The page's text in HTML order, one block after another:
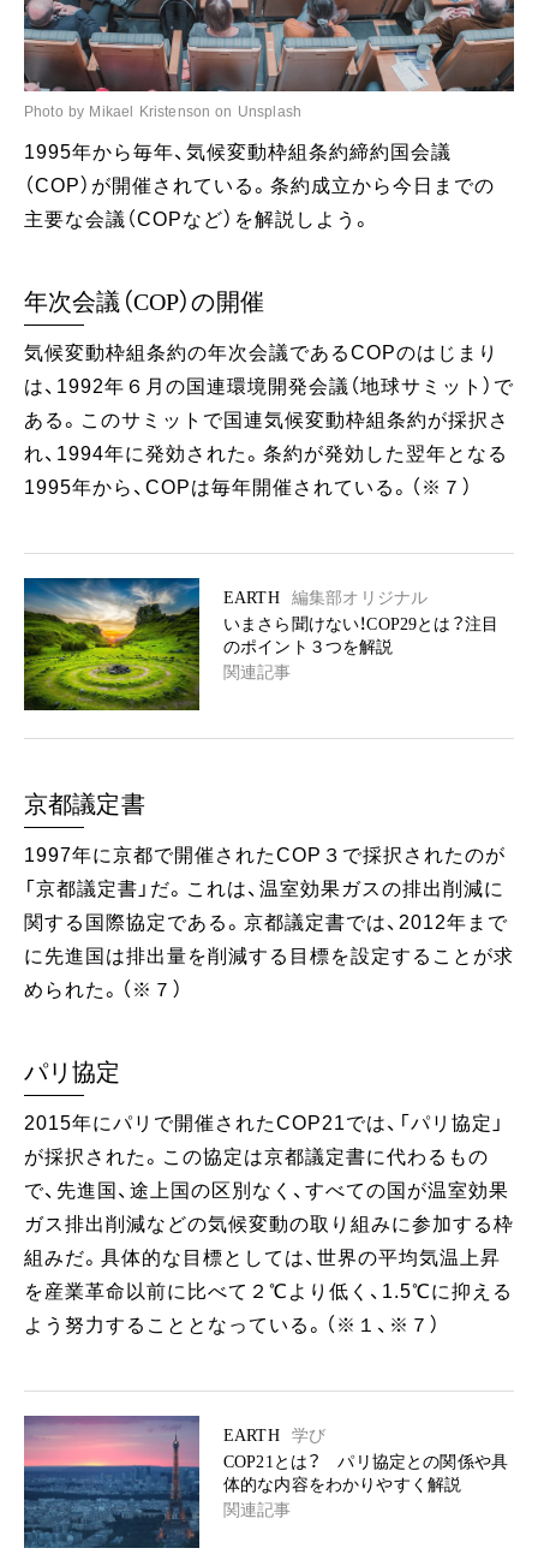
Photo by Mikael Kristenson on Unsplash
1995年から毎年、気候変動枠組条約締約国会議
（COP）が開催されている。条約成立から今日までの
主要な会議（COPなど）を解説しよう。
年次会議（COP）の開催
気候変動枠組条約の年次会議であるCOPのはじまり
は、1992年６月の国連環境開発会議（地球サミット）で
ある。このサミットで国連気候変動枠組条約が採択さ
れ、1994年に発効された。条約が発効した翌年となる
1995年から、COPは毎年開催されている。（※７）
EARTH
編集部オリジナル
いまさら聞けない！COP29とは？注目
のポイント３つを解説
関連記事
京都議定書
1997年に京都で開催されたCOP３で採択されたのが
「京都議定書」だ。これは、温室効果ガスの排出削減に
関する国際協定である。京都議定書では、2012年まで
に先進国は排出量を削減する目標を設定することが求
められた。（※７）
パリ協定
2015年にパリで開催されたCOP21では、「パリ協定」
が採択された。この協定は京都議定書に代わるもの
で、先進国、途上国の区別なく、すべての国が温室効果
ガス排出削減などの気候変動の取り組みに参加する枠
組みだ。具体的な目標としては、世界の平均気温上昇
を産業革命以前に比べて２℃より低く、1.5℃に抑える
よう努力することとなっている。（※１、※７）
EARTH
学び
COP21とは？ パリ協定との関係や具
体的な内容をわかりやすく解説
関連記事